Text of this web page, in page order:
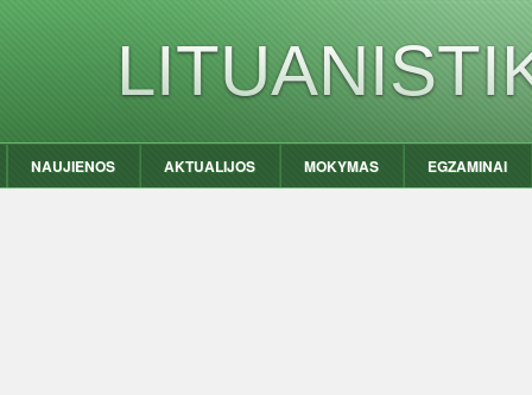
NAUJIENOS AKTUALIJOS MOKYMAS EGZAMINAI